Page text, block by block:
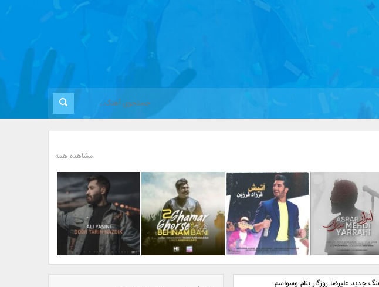
مشاهده همه
آهنگ جدید مهدی
دانلود آهنگ جدید فرزاد
جدید علیرضا روزگار بنام وسواسم